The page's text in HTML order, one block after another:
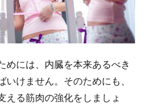
めには、内臓を本来あるべき
けません。そのためにも、
える筋肉の強化をしましょ